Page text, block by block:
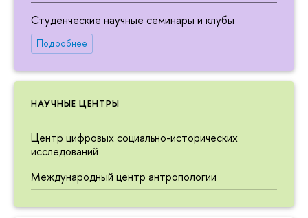
Студенческие научные семинары и клубы
Подробнее
НАУЧНЫЕ ЦЕНТРЫ
Центр цифровых социально-исторических
исследований
Международный центр антропологии